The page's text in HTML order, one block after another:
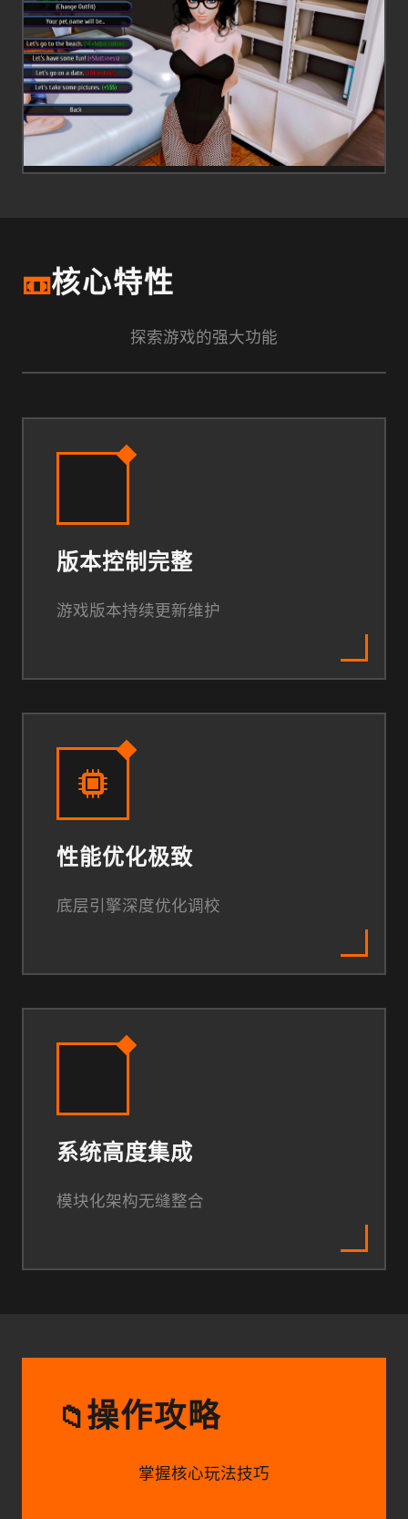
📼核心特性
探索游戏的强大功能
版本控制完整
游戏版本持续更新维护
性能优化极致
底层引擎深度优化调校
系统高度集成
模块化架构无缝整合
📁操作攻略
掌握核心玩法技巧